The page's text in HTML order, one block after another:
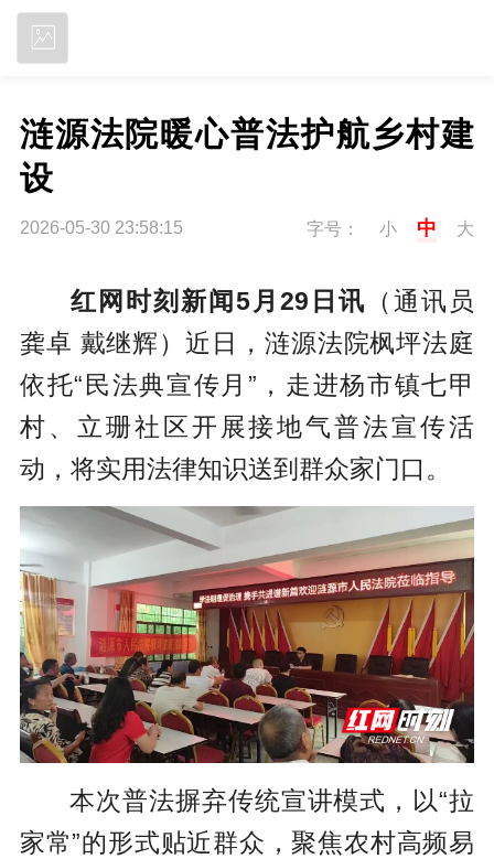
涟源法院暖心普法护航乡村建
设
2026-05-30 23:58:15 字号： 小 中 大
红网时刻新闻5月29日讯 （通讯员
龚卓 戴继辉）近日，涟源法院枫坪法庭
依托“民法典宣传月”，走进杨市镇七甲
村、立珊社区开展接地气普法宣传活
动，将实用法律知识送到群众家门口。
本次普法摒弃传统宣讲模式，以“拉
家常”的形式贴近群众，聚焦农村高频易